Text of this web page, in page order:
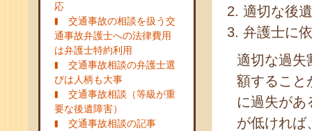
応
交通事故の相談を扱う交
通事故弁護士への法律費用
は弁護士特約利用
交通事故相談の弁護士選
びは人柄も大事
交通事故相談（等級が重
要な後遺障害）
交通事故相談の記事
適切な後
弁護士に
適切な過失
額すること
に過失があ
が低ければ